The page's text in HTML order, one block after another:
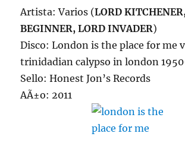
Artista: Varios (LORD
BEGINNER, LORD INVADER)
Disco: London is the place for me
trinidadian calypso in london
Sello: Honest Jon’s Records
AÃ±o: 2011